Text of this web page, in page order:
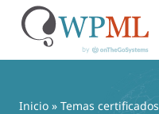
contenido
Inicio » Temas certificados